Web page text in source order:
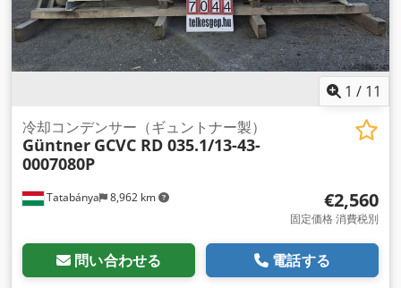
1 / 11
Tatabánya 8,962 km
冷却コンデンサー（ギュントナー製）
Güntner GCVC RD 035.1/13-43-
0007080P
€2,560
固定価格 消費税別
問い合わせる 電話する